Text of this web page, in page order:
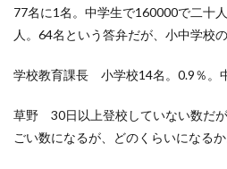
77名に1名。中学生で160000で二十
人。64名という答弁だが、小中学校の
学校教育課長 小学校14名。0.9％。
草野 30日以上登校していない数だ
ごい数になるが、どのくらいになるか